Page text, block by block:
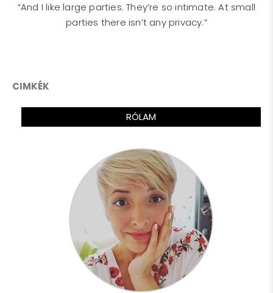
“And I like large parties. They’re so intimate. At small
parties there isn’t any privacy.”
CIMKÉK
RÓLAM